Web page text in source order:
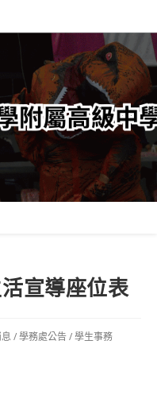
宣導座位表
/學務處公告/學生事務